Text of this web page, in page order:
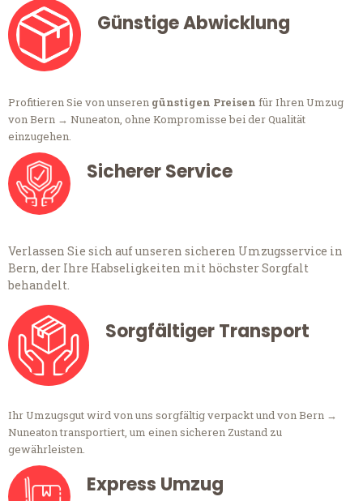
Günstige Abwicklung
Profitieren Sie von unseren günstigen Preisen für Ihren Umzug
von Bern → Nuneaton, ohne Kompromisse bei der Qualität
einzugehen.
Sicherer Service
Verlassen Sie sich auf unseren sicheren Umzugsservice in
Bern, der Ihre Habseligkeiten mit höchster Sorgfalt
behandelt.
Sorgfältiger Transport
Ihr Umzugsgut wird von uns sorgfältig verpackt und von Bern →
Nuneaton transportiert, um einen sicheren Zustand zu
gewährleisten.
Express Umzug